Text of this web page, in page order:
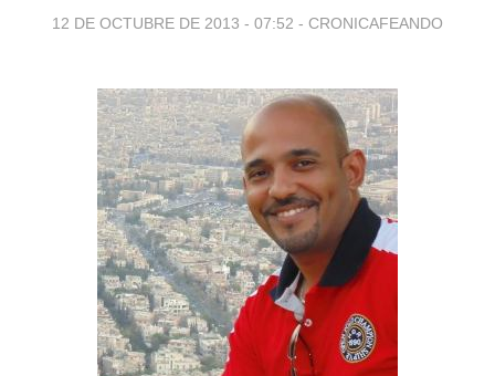
12 DE OCTUBRE DE 2013 - 07:52 - CRONICAFEANDO